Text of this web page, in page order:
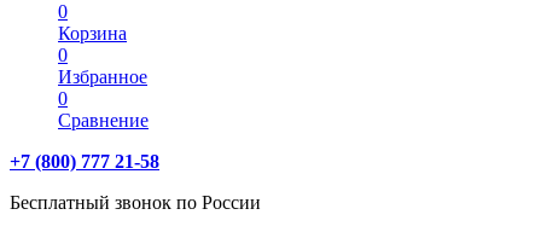
0
Корзина
0
Избранное
0
Сравнение
+7 (800) 777 21-58
Бесплатный звонок по России